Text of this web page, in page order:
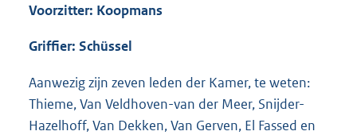
Voorzitter: Koopmans
Griffier: Schüssel
Aanwezig zijn zeven leden der Kamer, te weten:
Thieme, Van Veldhoven-van der Meer, Snijder-
Hazelhoff, Van Dekken, Van Gerven, El Fassed en